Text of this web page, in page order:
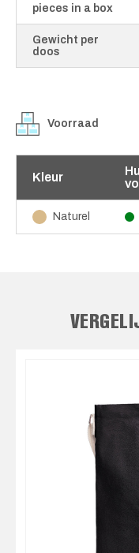
pieces in a box
Gewicht per
doos
Voorraad
Kleur
Naturel